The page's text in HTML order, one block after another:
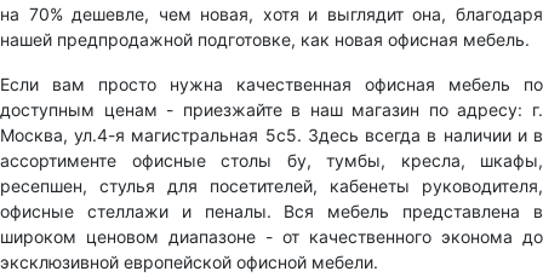
на 70% дешевле, чем новая, хотя и выглядит она, благодаря
нашей предпродажной подготовке, как новая офисная мебель.
Если вам просто нужна качественная офисная мебель по
доступным ценам - приезжайте в наш магазин по адресу: г.
Москва, ул.4-я магистральная 5с5. Здесь всегда в наличии и в
ассортименте офисные столы бу, тумбы, кресла, шкафы,
ресепшен, стулья для посетителей, кабенеты руководителя,
офисные стеллажи и пеналы. Вся мебель представлена в
широком ценовом диапазоне - от качественного эконома до
эксклюзивной европейской офисной мебели.